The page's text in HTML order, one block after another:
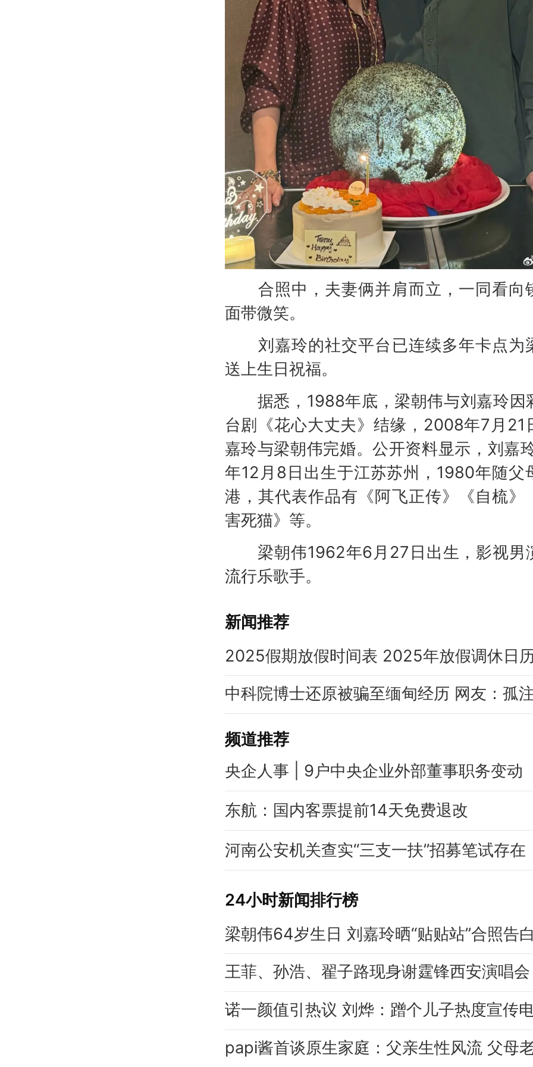
合照中，夫妻俩并肩而立，一同看向
面带微笑。
刘嘉玲的社交平台已连续多年卡点为
送上生日祝福。
据悉，1988年底，梁朝伟与刘嘉玲因
台剧《花心大丈夫》结缘，2008年7月21
嘉玲与梁朝伟完婚。公开资料显示，刘嘉
年12月8日出生于江苏苏州，1980年随父
港，其代表作品有《阿飞正传》《自梳》
害死猫》等。
梁朝伟1962年6月27日出生，影视男
流行乐歌手。
新闻推荐
频道推荐
央企人事 | 9户中央企业外部董事职务变动
东航：国内客票提前14天免费退改
河南公安机关查实“三支一扶”招募笔试存在
24小时新闻排行榜
梁朝伟64岁生日 刘嘉玲晒“贴贴站”合照告白
王菲、孙浩、翟子路现身谢霆锋西安演唱会
诺一颜值引热议 刘烨：蹭个儿子热度宣传
papi酱首谈原生家庭：父亲生性风流 父母